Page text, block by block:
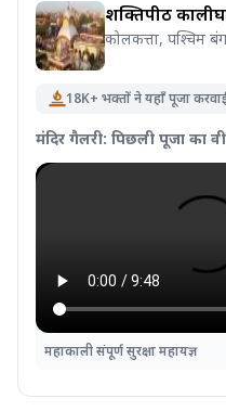
शक्तिपीठ
कोलकत्ता, पश्चिम
18K+ भक्तों ने यहाँ पूजा
मंदिर गैलरी: पिछली पूजा का
महाकाली संपूर्ण सुरक्षा महायज्ञ